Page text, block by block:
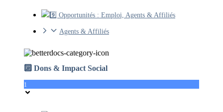
9️⃣ Opportunités : Emploi, Agents & Affiliés
Agents & Affiliés
🔟 Dons & Impact Social
1